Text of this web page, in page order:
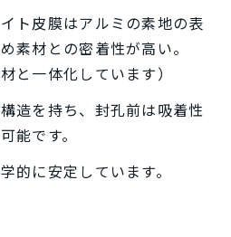
ト皮膜はアルミの素地の表
素材との密着性が高い。
と一体化しています）
造を持ち、封孔前は吸着性
能です。
的に安定しています。